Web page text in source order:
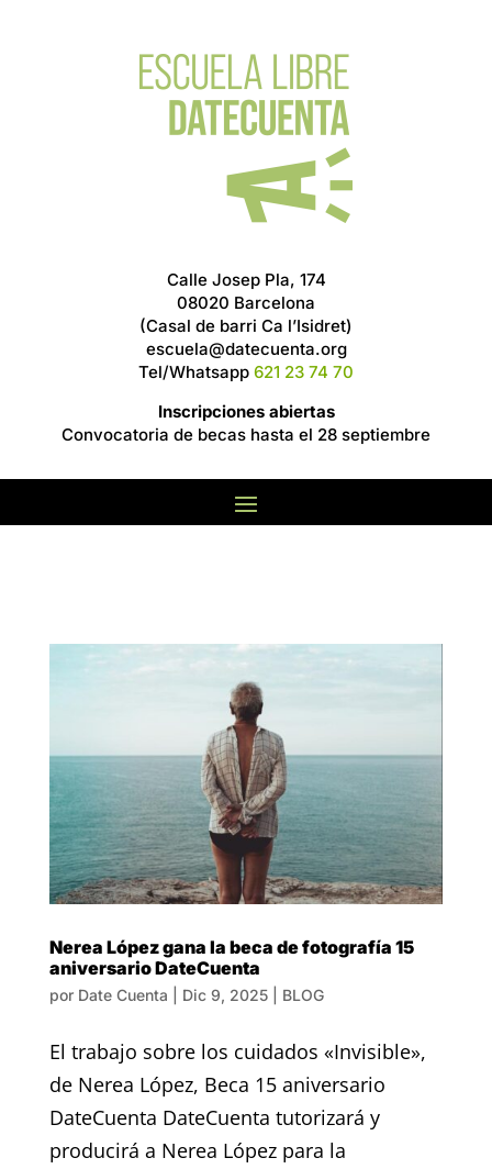
Calle Josep Pla, 174
08020 Barcelona
(Casal de barri Ca l’Isidret)
escuela@datecuenta.org
Tel/Whatsapp 621 23 74 70
Inscripciones abiertas
Convocatoria de becas hasta el 28 septiembre
Nerea López gana la beca de fotografía 15
aniversario DateCuenta
por Date Cuenta Dic 9, 2025| BLOG
El trabajo sobre los cuidados «Invisible»,
de Nerea López, Beca 15 aniversario
DateCuenta DateCuenta tutorizará y
producirá a Nerea López para la